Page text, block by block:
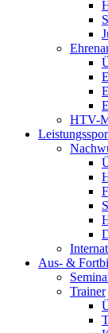
HTV-
Aus- &
Trainer